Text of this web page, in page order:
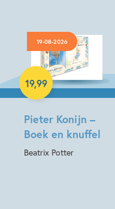
19-08-2026
Pieter Konijn –
Boek en knuffel
Beatrix Potter
19,99
Hardcover